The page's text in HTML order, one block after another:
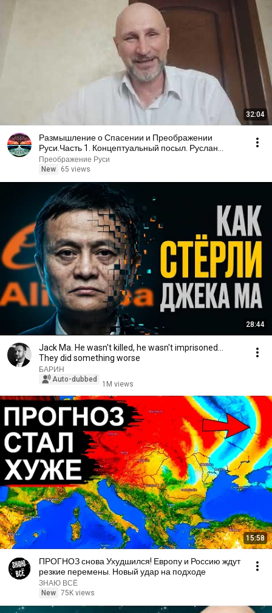
32:04
Размышление о Спасении и Преображении
Руси.Часть 1. Концептуальный посыл. Руслан
Славин
Преображение Руси
New
65 views
28:44
Jack Ma. He wasn't killed, he wasn't imprisoned...
They did something worse
БАРИН
Auto-dubbed
1M views
15:58
ПРОГНОЗ снова Ухудшился! Европу и Россию ждут
резкие перемены. Новый удар на подходе
ЗНАЮ ВСЁ
New 75K views